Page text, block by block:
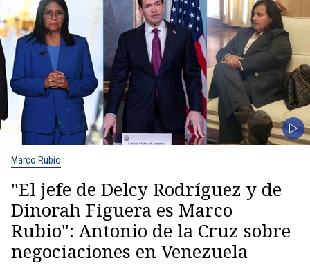
Marco Rubio
"El jefe de Delcy Rodríguez y de
Dinorah Figuera es Marco
Rubio": Antonio de la Cruz sobre
negociaciones en Venezuela